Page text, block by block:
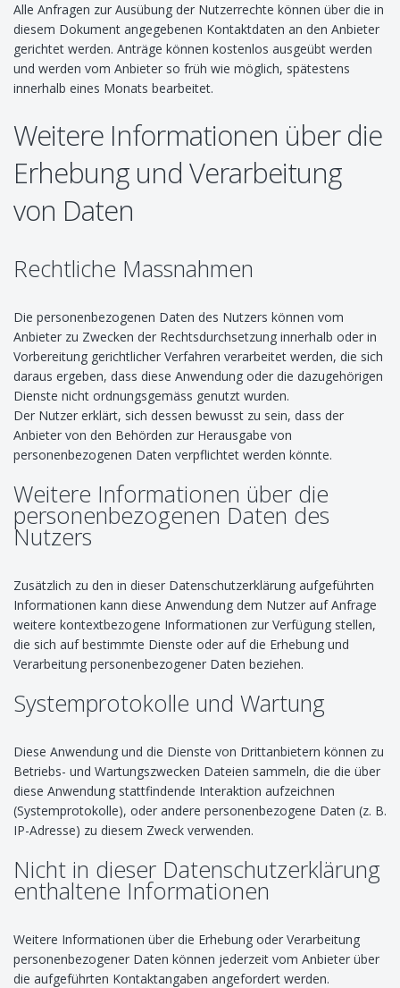
Alle Anfragen zur Ausübung der Nutzerrechte können über die in
diesem Dokument angegebenen Kontaktdaten an den Anbieter
gerichtet werden. Anträge können kostenlos ausgeübt werden
und werden vom Anbieter so früh wie möglich, spätestens
innerhalb eines Monats bearbeitet.
Weitere Informationen über die
Erhebung und Verarbeitung
von Daten
Rechtliche Massnahmen
Die personenbezogenen Daten des Nutzers können vom
Anbieter zu Zwecken der Rechtsdurchsetzung innerhalb oder in
Vorbereitung gerichtlicher Verfahren verarbeitet werden, die sich
daraus ergeben, dass diese Anwendung oder die dazugehörigen
Dienste nicht ordnungsgemäss genutzt wurden.
Der Nutzer erklärt, sich dessen bewusst zu sein, dass der
Anbieter von den Behörden zur Herausgabe von
personenbezogenen Daten verpflichtet werden könnte.
Weitere Informationen über die
personenbezogenen Daten des
Nutzers
Zusätzlich zu den in dieser Datenschutzerklärung aufgeführten
Informationen kann diese Anwendung dem Nutzer auf Anfrage
weitere kontextbezogene Informationen zur Verfügung stellen,
die sich auf bestimmte Dienste oder auf die Erhebung und
Verarbeitung personenbezogener Daten beziehen.
Systemprotokolle und Wartung
Diese Anwendung und die Dienste von Drittanbietern können zu
Betriebs- und Wartungszwecken Dateien sammeln, die die über
diese Anwendung stattfindende Interaktion aufzeichnen
(Systemprotokolle), oder andere personenbezogene Daten (z. B.
IP-Adresse) zu diesem Zweck verwenden.
Nicht in dieser Datenschutzerklärung
enthaltene Informationen
Weitere Informationen über die Erhebung oder Verarbeitung
personenbezogener Daten können jederzeit vom Anbieter über
die aufgeführten Kontaktangaben angefordert werden.